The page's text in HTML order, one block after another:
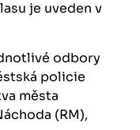
je uveden v
odbory
policie
města
(RM),